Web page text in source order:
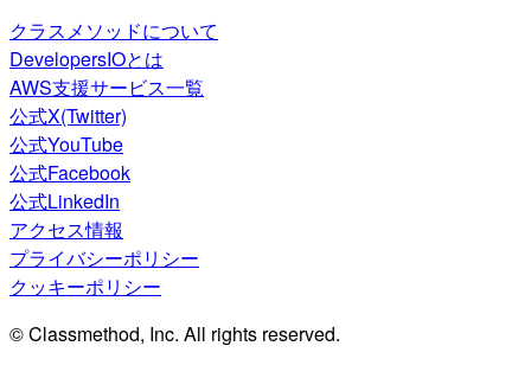
クラスメソッドについて
DevelopersIOとは
AWS支援サービス一覧
公式X(Twitter)
公式YouTube
公式Facebook
公式LinkedIn
アクセス情報
プライバシーポリシー
クッキーポリシー
© Classmethod, Inc. All rights reserved.